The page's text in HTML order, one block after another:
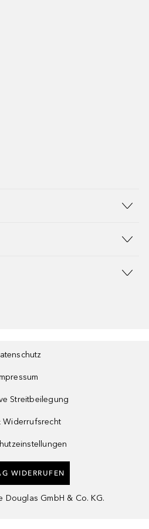
Streitbeilegung
Widerrufsrecht
WIDERRUFEN
Douglas GmbH & Co. KG.